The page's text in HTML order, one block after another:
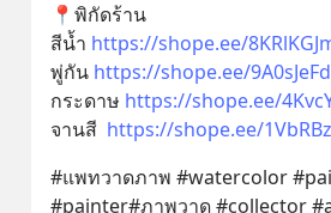
📍พิกัดร้าน
สีน้ำ https://shope.ee/
พู่กัน https://shope.ee/
กระดาษ https://shope.ee/
จานสี https://shope.ee/
#แพทวาดภาพ #watercolor
#painter#ภาพวาด #collector